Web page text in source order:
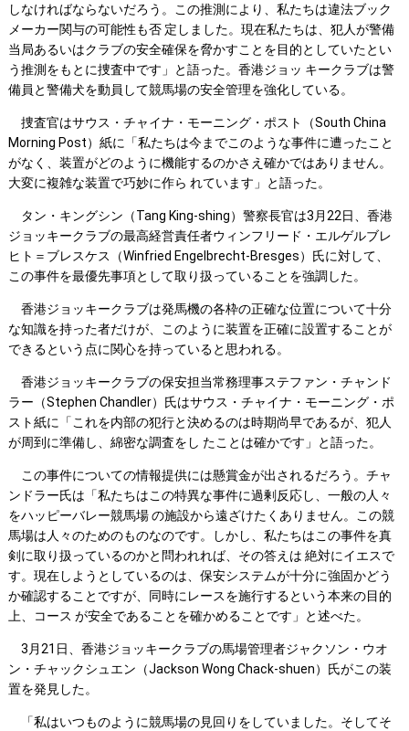
しなければならないだろう。この推測により、私たちは違法ブック
メーカー関与の可能性も否 定しました。現在私たちは、犯人が警備
当局あるいはクラブの安全確保を脅かすことを目的としていたとい
う推測をもとに捜査中です」と語った。香港ジョッ キークラブは警
備員と警備犬を動員して競馬場の安全管理を強化している。
捜査官はサウス・チャイナ・モーニング・ポスト（South China
Morning Post）紙に「私たちは今までこのような事件に遭ったこと
がなく、装置がどのように機能するのかさえ確かではありません。
大変に複雑な装置で巧妙に作ら れています」と語った。
タン・キングシン（Tang King-shing）警察長官は3月22日、香港
ジョッキークラブの最高経営責任者ウィンフリード・エルゲルブレ
ヒト＝ブレスケス（Winfried Engelbrecht-Bresges）氏に対して、
この事件を最優先事項として取り扱っていることを強調した。
香港ジョッキークラブは発馬機の各枠の正確な位置について十分
な知識を持った者だけが、このように装置を正確に設置することが
できるという点に関心を持っていると思われる。
香港ジョッキークラブの保安担当常務理事ステファン・チャンド
ラー（Stephen Chandler）氏はサウス・チャイナ・モーニング・ポ
スト紙に「これを内部の犯行と決めるのは時期尚早であるが、犯人
が周到に準備し、綿密な調査をし たことは確かです」と語った。
この事件についての情報提供には懸賞金が出されるだろう。チャ
ンドラー氏は「私たちはこの特異な事件に過剰反応し、一般の人々
をハッピーバレー競馬場 の施設から遠ざけたくありません。この競
馬場は人々のためのものなのです。しかし、私たちはこの事件を真
剣に取り扱っているのかと問われれば、その答えは 絶対にイエスで
す。現在しようとしているのは、保安システムが十分に強固かどう
か確認することですが、同時にレースを施行するという本来の目的
上、コース が安全であることを確かめることです」と述べた。
3月21日、香港ジョッキークラブの馬場管理者ジャクソン・ウオ
ン・チャックシュエン（Jackson Wong Chack-shuen）氏がこの装
置を発見した。
「私はいつものように競馬場の見回りをしていました。そしてそ